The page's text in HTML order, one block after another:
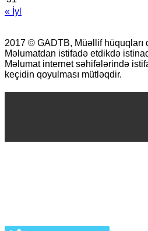
« İyl
2017 © GADTB, Müəllif hüquqları
Məlumatdan istifadə etdikdə
Məlumat internet səhifələrində
keçidin qoyulması mütləqdir.